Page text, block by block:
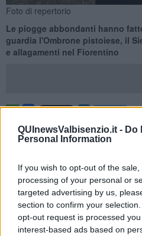
QUInewsValbisenzio.it - Do
Personal Information
If you wish to opt-out of the
processing of your personal or
targeted advertising by us,
section to confirm your
opt-out request is processed
interest-based ads based on
Foto di repertorio
Le piogge abbondanti hanno
guardia l'Ombrone pistoiese, il
e allagamenti nel Fiorentino
TOSCANA —L'ondata di maltempo
diverse aree della Toscana, si è
Pistoia, Prato e Firenze.
Piogge abbondanti che, ha reso
al primo livello di guardia
Poggio a Caiano), il Sieve a
(al primo livello a Quarrata).